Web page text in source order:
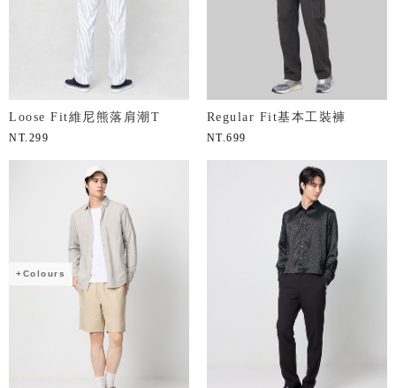
Loose Fit維尼熊落肩潮T
NT. 299
Regular Fit基本工裝褲
NT.699
+Colours